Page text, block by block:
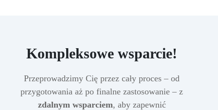
Kompleksowe wsparcie!
Przeprowadzimy Cię przez cały proces – od
przygotowania aż po finalne zastosowanie – z
zdalnym wsparciem, aby zapewnić